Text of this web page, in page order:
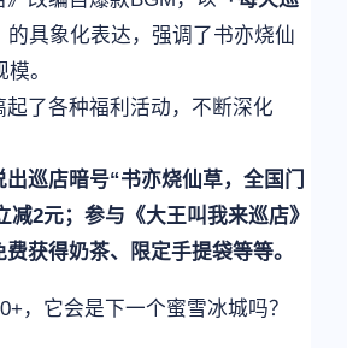
的具象化表达，强调了书亦烧仙
。
了各种福利活动，不断深化
巡店暗号“书亦烧仙草，全国门
减2元；参与《大王叫我来巡店》
获得奶茶、限定手提袋等等。